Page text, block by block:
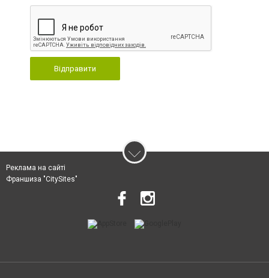
Відправити
Реклама на сайті
Франшиза "CitySites"